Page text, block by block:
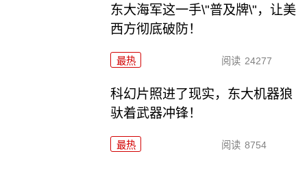
东大海军这一手\"普及牌\"，让美
西方彻底破防！
最热 阅读 24277
科幻片照进了现实，东大机器狼
驮着武器冲锋！
最热 阅读 8754